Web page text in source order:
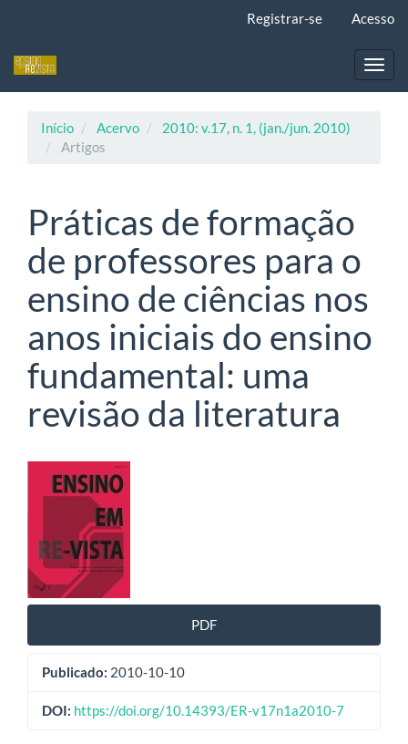
principal
Registrar-se Acesso
Início Acervo
2010: v.17, n. 1, (jan./jun. 2010)
Artigos
Práticas de formação
de professores para o
ensino de ciências nos
anos iniciais do ensino
fundamental: uma
revisão da literatura
Barra
lateral
de
artigos
PDF
Publicado: 2010-10-10
DOI: https://doi.org/10.14393/ER-v17n1a2010-7